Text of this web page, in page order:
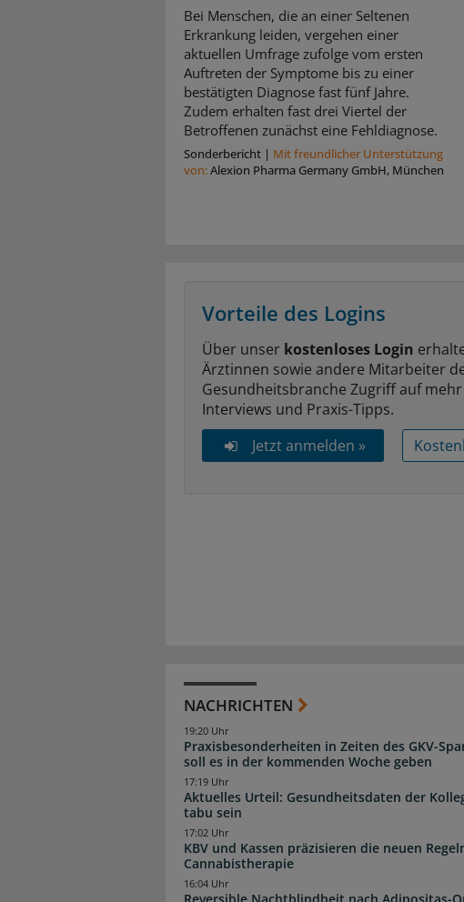
Bei Menschen, die an einer Seltenen
Erkrankung leiden, vergehen einer
aktuellen Umfrage zufolge vom ersten
Auftreten der Symptome bis zu einer
bestätigten Diagnose fast fünf Jahre.
Zudem erhalten fast drei Viertel der
Betroffenen zunächst eine Fehldiagnose.
Sonderbericht | Mit freundlicher Unterstützung
von:Alexion Pharma Germany GmbH, München
Vorteile des Logins
Über unser kostenloses Login
Ärztinnen sowie andere Mitarbeiter
Gesundheitsbranche Zugriff auf
Interviews und Praxis-Tipps.
Jetzt anmelden »
NACHRICHTEN
Praxisbesonderheiten in Zeiten des GKV-
soll es in der kommenden Woche geben
19:20 Uhr
Aktuelles Urteil: Gesundheitsdaten der
tabu sein
17:19 Uhr
KBV und Kassen präzisieren die neuen
Cannabistherapie
17:02 Uhr
16:04 Uhr